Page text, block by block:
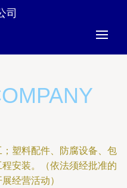
司
塑料配件、防腐设备、包
安装。（依法须经批准的
经营活动）